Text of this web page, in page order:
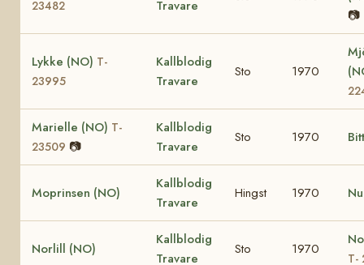
23482
Travare
📷
Lykke (NO) T-
23995
Kallblodig
Travare
Sto 1970
Marielle (NO) T-
23509 📷
Kallblodig
Travare
Sto 1970
Moprinsen (NO)
Kallblodig
Travare
Hingst 1970
Norlill (NO)
Kallblodig
Travare
Sto 1970
T-